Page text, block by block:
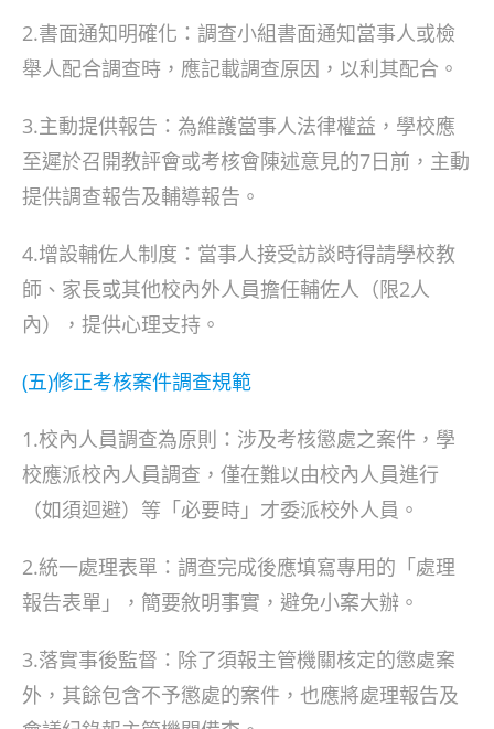
2.書面通知明確化：調查小組書面通知當事人或檢
舉人配合調查時，應記載調查原因，以利其配合。
3.主動提供報告：為維護當事人法律權益，學校應
至遲於召開教評會或考核會陳述意見的7日前，主動
提供調查報告及輔導報告。
4.增設輔佐人制度：當事人接受訪談時得請學校教
師、家長或其他校內外人員擔任輔佐人（限2人
內），提供心理支持。
(五)修正考核案件調查規範
1.校內人員調查為原則：涉及考核懲處之案件，學
校應派校內人員調查，僅在難以由校內人員進行
（如須迴避）等「必要時」才委派校外人員。
2.統一處理表單：調查完成後應填寫專用的「處理
報告表單」，簡要敘明事實，避免小案大辦。
3.落實事後監督：除了須報主管機關核定的懲處案
外，其餘包含不予懲處的案件，也應將處理報告及